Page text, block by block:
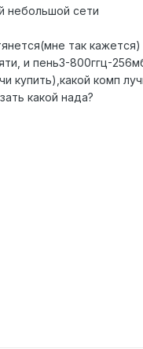
небольшой сети
так
и пень3-800ггц-
купить),какой комп
какой нада?